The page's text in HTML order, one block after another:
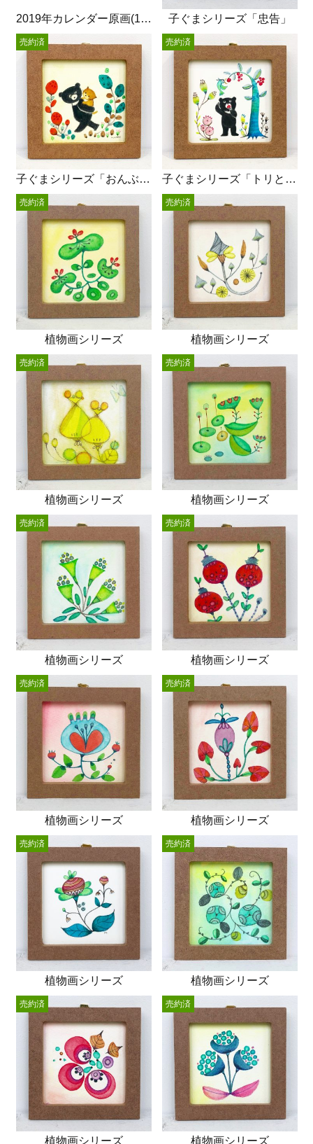
2019年カレンダー原画(11月) 子ぐまシリーズ「忠告」
子ぐまシリーズ「おんぶねこさん」
売約済
子ぐまシリーズ「トリとクマ」
売約済
植物画シリーズ
売約済
植物画シリーズ
売約済
植物画シリーズ
売約済
植物画シリーズ
売約済
植物画シリーズ
売約済
植物画シリーズ
売約済
植物画シリーズ
売約済
植物画シリーズ
売約済
植物画シリーズ
売約済
植物画シリーズ
売約済
植物画シリーズ
売約済
植物画シリーズ
売約済